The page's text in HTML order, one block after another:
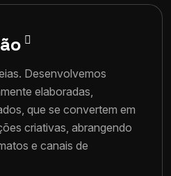
Desenvolvemos
elaboradas,
que se convertem em
criativas, abrangendo
e canais de